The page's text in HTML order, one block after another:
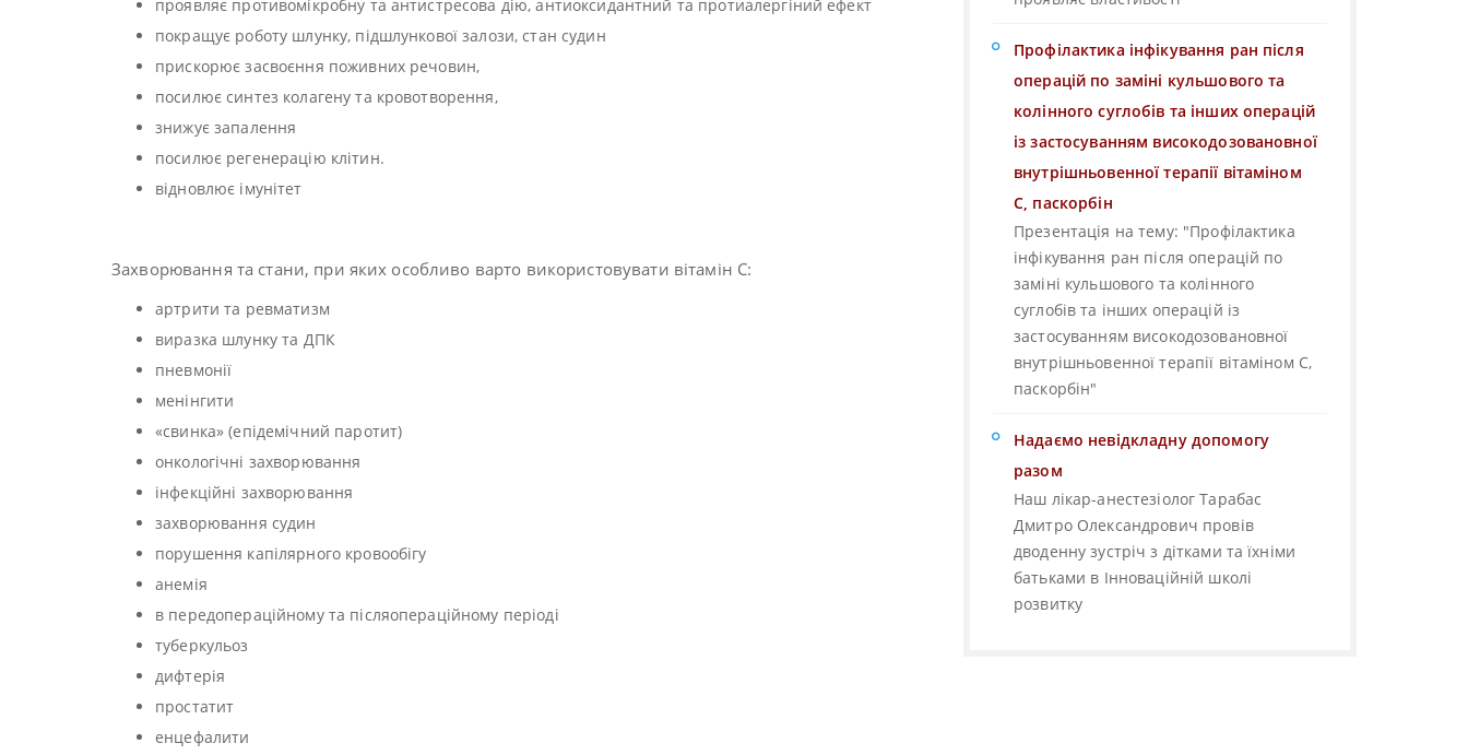
проявляє противомікробну та антистресова дію, антиоксидантний та протиалергіний ефект
покращує роботу шлунку, підшлункової залози, стан судин
прискорює засвоєння поживних речовин,
посилює синтез колагену та кровотворення,
знижує запалення
посилює регенерацію клітин.
відновлює імунітет
Захворювання та стани, при яких особливо варто використовувати вітамін С:
артрити та ревматизм
виразка шлунку та ДПК
пневмонії
менінгити
«свинка» (епідемічний паротит)
онкологічні захворювання
інфекційні захворювання
захворювання судин
порушення капілярного кровообігу
анемія
в передопераційному та післяопераційному періоді
туберкульоз
дифтерія
простатит
енцефалити
Профілактика інфікування ран після
операцій по заміні кульшового та
колінного суглобів та інших операцій
із застосуванням високодозовановної
внутрішньовенної терапії вітаміном
С, паскорбін
Презентація на тему: "Профілактика
інфікування ран після операцій по
заміні кульшового та колінного
суглобів та інших операцій із
застосуванням високодозовановної
внутрішньовенної терапії вітаміном С,
паскорбін"
Надаємо невідкладну допомогу
разом
Наш лікар-анестезіолог Тарабас
Дмитро Олександрович провів
дводенну зустріч з дітками та їхніми
батьками в Інноваційній школі
розвитку